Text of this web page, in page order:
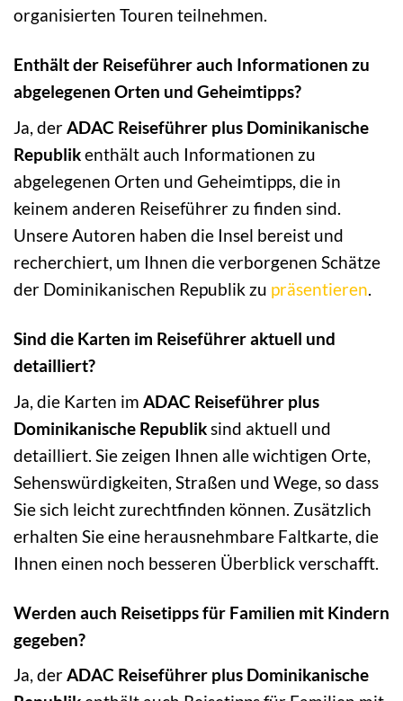
organisierten Touren teilnehmen.
Enthält der Reiseführer auch Informationen zu
abgelegenen Orten und Geheimtipps?
Ja, derADAC Reiseführer plus Dominikanische
Republikenthält auch Informationen zu
abgelegenen Orten und Geheimtipps, die in
keinem anderen Reiseführer zu finden sind.
Unsere Autoren haben die Insel bereist und
recherchiert, um Ihnen die verborgenen Schätze
der Dominikanischen Republik zu präsentieren.
Sind die Karten im Reiseführer aktuell und
detailliert?
Ja, die Karten im ADAC Reiseführer plus
Dominikanische Republik sind aktuell und
detailliert. Sie zeigen Ihnen alle wichtigen Orte,
Sehenswürdigkeiten, Straßen und Wege, so dass
Sie sich leicht zurechtfinden können. Zusätzlich
erhalten Sie eine herausnehmbare Faltkarte, die
Ihnen einen noch besseren Überblick verschafft.
Werden auch Reisetipps für Familien mit Kindern
gegeben?
Ja, derADAC Reiseführer plus Dominikanische